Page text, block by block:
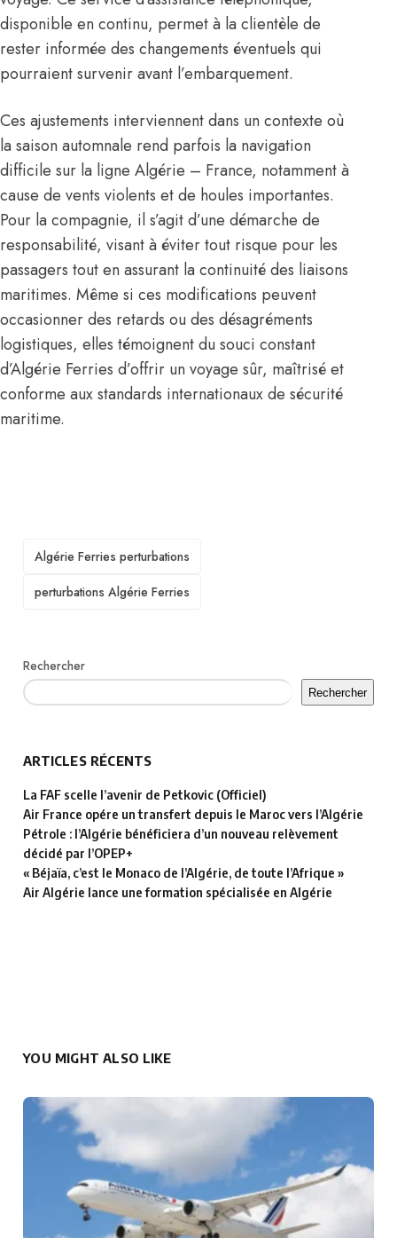
disponible en continu, permet à la clientèle de
rester informée des changements éventuels qui
pourraient survenir avant l’embarquement.
Ces ajustements interviennent dans un contexte où
la saison automnale rend parfois la navigation
difficile sur la ligne Algérie – France, notamment à
cause de vents violents et de houles importantes.
Pour la compagnie, il s’agit d’une démarche de
responsabilité, visant à éviter tout risque pour les
passagers tout en assurant la continuité des liaisons
maritimes. Même si ces modifications peuvent
occasionner des retards ou des désagréments
logistiques, elles témoignent du souci constant
d’Algérie Ferries d’offrir un voyage sûr, maîtrisé et
conforme aux standards internationaux de sécurité
maritime.
TAGS
Algérie Ferries perturbations
perturbations Algérie Ferries
Rechercher
Rechercher
ARTICLES RÉCENTS
La FAF scelle l’avenir de Petkovic (Officiel)
Air France opére un transfert depuis le Maroc vers l’Algérie
Pétrole : l’Algérie bénéficiera d’un nouveau relèvement
décidé par l’OPEP+
« Béjaïa, c’est le Monaco de l’Algérie, de toute l’Afrique »
Air Algérie lance une formation spécialisée en Algérie
YOU MIGHT ALSO LIKE